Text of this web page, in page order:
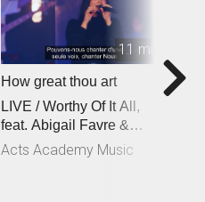
11 min
How great thou art
LIVE / Worthy Of It All,
feat. Abigail Favre &
Esben Engholm
Acts Academy Music